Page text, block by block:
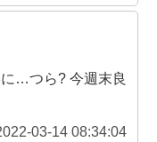
…つら? 今週末良
03-14 08:34:04